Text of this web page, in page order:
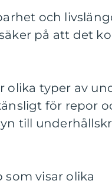
och
på att det
olika typer av
för repor
till
visar olika